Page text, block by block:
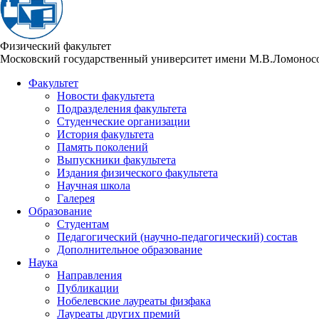
Физический факультет
Московский государственный университет имени
Факультет
Новости факультета
Подразделения факультета
Студенческие организации
История факультета
Память поколений
Выпускники факультета
Издания физического факультета
Научная школа
Галерея
Образование
Студентам
Педагогический (научно-педагогический) состав
Дополнительное образование
Наука
Направления
Публикации
Нобелевские лауреаты физфака
Лауреаты других премий